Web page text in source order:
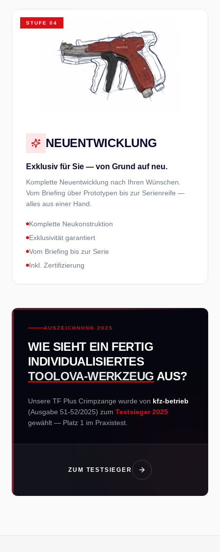
STUFE 04
NEUENTWICKLUNG
Exklusiv für Sie — von Grund auf neu.
Komplette Neuentwicklung nach Ihren Wünschen.
Vom Briefing über Prototypen bis zur Serienreife —
alles aus einer Hand.
Komplette Neukonstruktion
Exklusivität garantiert
Vom Briefing bis zur Serie
Inkl. Zertifizierung
AUSZEICHNUNG 2025
WIE SIEHT EIN FERTIG
INDIVIDUALISIERTES
TOOLOVA-WERKZEUG AUS?
Unsere TF Plus Crimpzange wurde von kfz-betrieb
(Ausgabe 51-52/2025) zum Testsieger 2025
gewählt — Platz 1 im Praxistest.
ZUM TESTSIEGER